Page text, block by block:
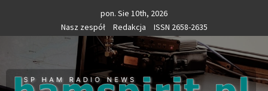
content
pon. Sie 10th, 2026
Nasz zespół
Redakcja ISSN 2658-2635